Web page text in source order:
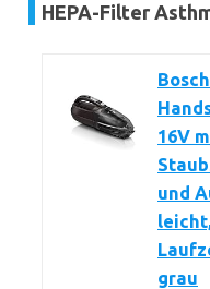
HEPA-Filter
16V
und
grau